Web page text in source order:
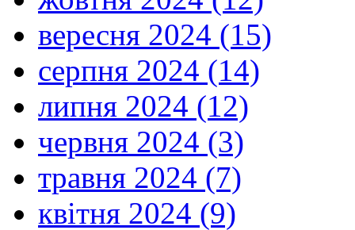
вересня 2024 (15)
серпня 2024 (14)
липня 2024 (12)
червня 2024 (3)
травня 2024 (7)
квітня 2024 (9)